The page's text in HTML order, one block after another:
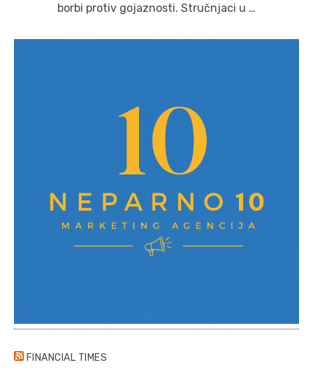
borbi protiv gojaznosti. Stručnjaci u …
FINANCIAL TIMES